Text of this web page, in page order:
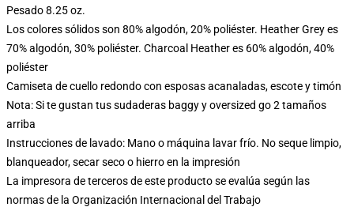
Pesado 8.25 oz.
Los colores sólidos son 80% algodón, 20% poliéster. Heather Grey es
70% algodón, 30% poliéster. Charcoal Heather es 60% algodón, 40%
poliéster
Camiseta de cuello redondo con esposas acanaladas, escote y timón
Nota: Si te gustan tus sudaderas baggy y oversized go 2 tamaños
arriba
Instrucciones de lavado: Mano o máquina lavar frío. No seque limpio,
blanqueador, secar seco o hierro en la impresión
La impresora de terceros de este producto se evalúa según las
normas de la Organización Internacional del Trabajo